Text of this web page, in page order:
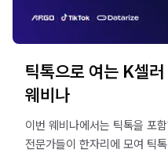
틱톡으로 여는 K셀
웨비나
이번 웨비나에서는 틱톡을 포
전문가들이 한자리에 모여 틱